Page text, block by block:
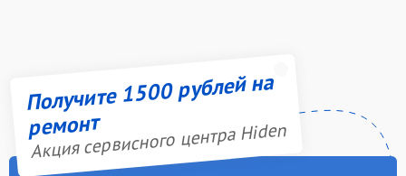
Получите 1500 рублей на
ремонт
Акция сервисного центра Hiden